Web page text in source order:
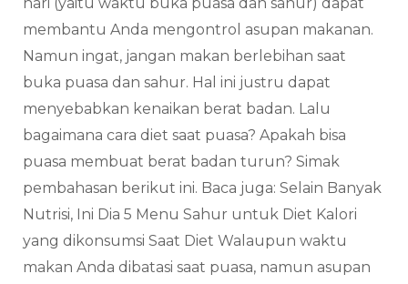
membantu Anda mengontrol asupan makanan.
Namun ingat, jangan makan berlebihan saat
buka puasa dan sahur. Hal ini justru dapat
menyebabkan kenaikan berat badan. Lalu
bagaimana cara diet saat puasa? Apakah bisa
puasa membuat berat badan turun? Simak
pembahasan berikut ini. Baca juga: Selain Banyak
Nutrisi, Ini Dia 5 Menu Sahur untuk Diet Kalori
yang dikonsumsi Saat Diet Walaupun waktu
makan Anda dibatasi saat puasa, namun asupan